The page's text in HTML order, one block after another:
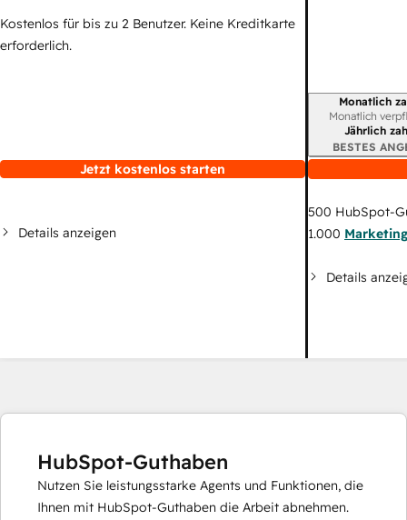
Kostenlos für bis zu 2 Benutzer. Keine Kreditkarte
erforderlich.
Jetzt kostenlos starten
Details anzeigen
Monatlich
Monatlich
Jährlich
BESTES
500 HubSpot-
1.000
Details
HubSpot-Guthaben
Nutzen Sie leistungsstarke Agents und Funktionen, die
Ihnen mit HubSpot-Guthaben die Arbeit abnehmen.